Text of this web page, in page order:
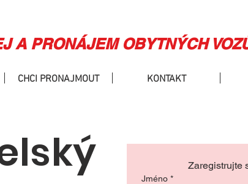
A PRONÁJEM OBYTNÝCH
CHCI PRONAJMOUT KONTAKT
Zaregistrujte
Jméno *